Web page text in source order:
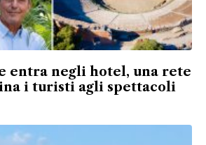
entra negli hotel, una rete
i turisti agli spettacoli